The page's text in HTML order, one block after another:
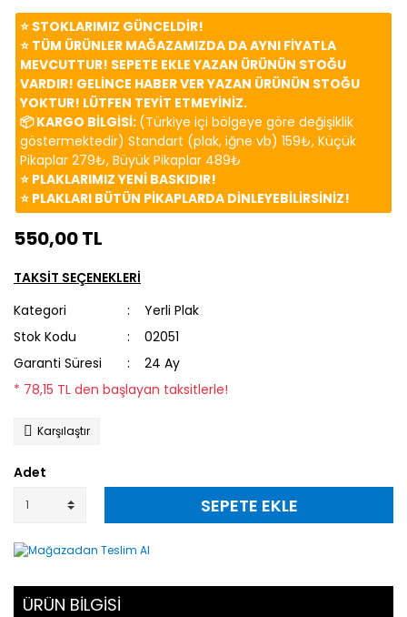
⭐️ STOKLARIMIZ GÜNCELDİR!
⭐️ TÜM ÜRÜNLER MAĞAZAMIZDA DA AYNI FİYATLA
MEVCUTTUR! SEPETE EKLE YAZAN ÜRÜNÜN STOĞU
VARDIR! GELİNCE HABER VER YAZAN ÜRÜNÜN STOĞU
YOKTUR! LÜTFEN TEYİT ETMEYİNİZ.
📦 KARGO BİLGİSİ: (Türkiye içi bölgeye göre değişiklik
göstermektedir) Standart (plak, iğne vb) 159₺, Küçük
Pikaplar 279₺, Büyük Pikaplar 489₺
⭐️ PLAKLARIMIZ YENİ BASKIDIR!
⭐️ PLAKLARI BÜTÜN PİKAPLARDA DİNLEYEBİLİRSİNİZ!
550,00 TL
TAKSİT SEÇENEKLERİ
Kategori
Yerli Plak
Stok Kodu
02051
Garanti Süresi
24 Ay
* 78,15 TL den başlayan taksitlerle!
Karşılaştır
Adet
SEPETE EKLE
ÜRÜN BİLGİSİ